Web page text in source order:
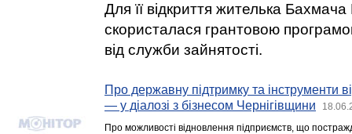
Для її відкриття жителька
скористалася грантовою
від служби зайнятості.
Про державну підтримку та інструменти
— у діалозі з бізнесом Чернігівщини
Про можливості відновлення підприємств, що